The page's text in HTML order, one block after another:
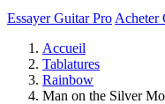
Essayer Guitar Pro Acheter
Accueil
Tablatures
Rainbow
Man on the Silver